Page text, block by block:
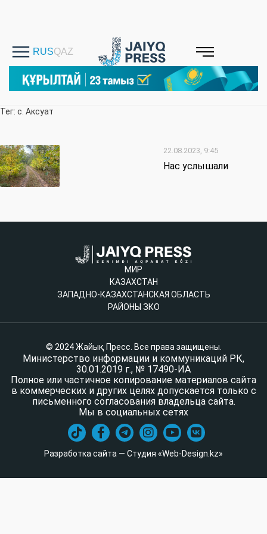
Тег: с. Аксуат
22.08.2023, 9:45
Нас услышали
МИР
КАЗАХСТАН
ЗАПАДНО-КАЗАХСТАНСКАЯ ОБЛАСТЬ
РАЙОНЫ ЗКО
© 2024 Жайық Пресс. Все права защищены.
Министерство информации и коммуникаций РК,
30.01.2019 г., № 17490-ИА
Полное или частичное копирование материалов сайта
в коммерческих и других целях допускается только с
письменного согласования владельца сайта.
Мы в социальных сетях
Разработка сайта — Студия «Web-Design.kz»